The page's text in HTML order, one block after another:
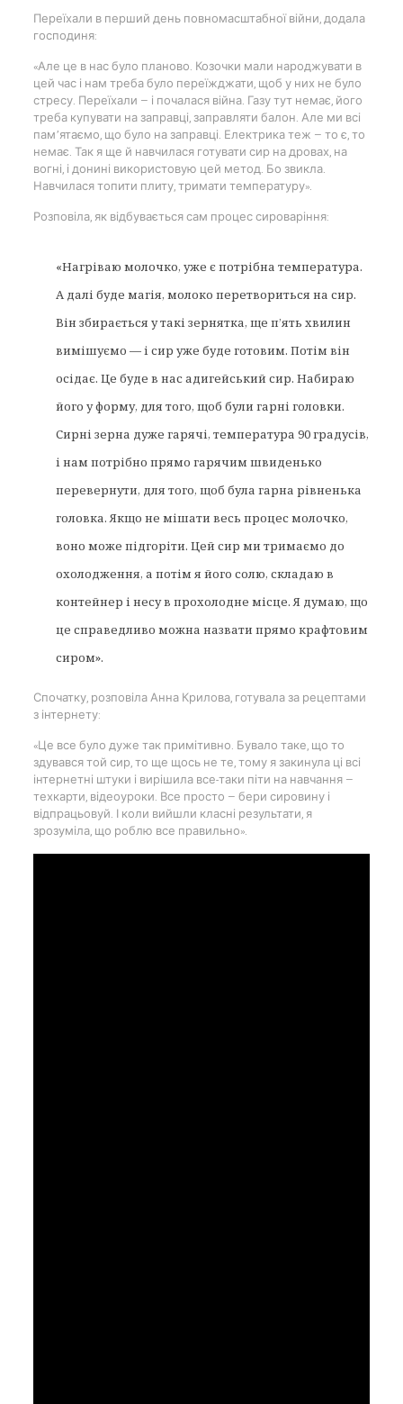
Переїхали в перший день повномасштабної війни, додала
господиня:
«Але це в нас було планово. Козочки мали народжувати в
цей час і нам треба було переїжджати, щоб у них не було
стресу. Переїхали — і почалася війна. Газу тут немає, його
треба купувати на заправці, заправляти балон. Але ми всі
пам’ятаємо, що було на заправці. Електрика теж — то є, то
немає. Так я ще й навчилася готувати сир на дровах, на
вогні, і донині використовую цей метод. Бо звикла.
Навчилася топити плиту, тримати температуру».
Розповіла, як відбувається сам процес сироваріння:
«Нагріваю молочко, уже є потрібна температура.
А далі буде магія, молоко перетвориться на сир.
Він збирається у такі зернятка, ще п’ять хвилин
вимішуємо — і сир уже буде готовим. Потім він
осідає. Це буде в нас адигейський сир. Набираю
його у форму, для того, щоб були гарні головки.
Сирні зерна дуже гарячі, температура 90 градусів,
і нам потрібно прямо гарячим швиденько
перевернути, для того, щоб була гарна рівненька
головка. Якщо не мішати весь процес молочко,
воно може підгоріти. Цей сир ми тримаємо до
охолодження, а потім я його солю, складаю в
контейнер і несу в прохолодне місце. Я думаю, що
це справедливо можна назвати прямо крафтовим
сиром».
Спочатку, розповіла Анна Крилова, готувала за рецептами
з інтернету:
«Це все було дуже так примітивно. Бувало таке, що то
здувався той сир, то ще щось не те, тому я закинула ці всі
інтернетні штуки і вирішила все-таки піти на навчання —
техкарти, відеоуроки. Все просто — бери сировину і
відпрацьовуй. І коли вийшли класні результати, я
зрозуміла, що роблю все правильно».